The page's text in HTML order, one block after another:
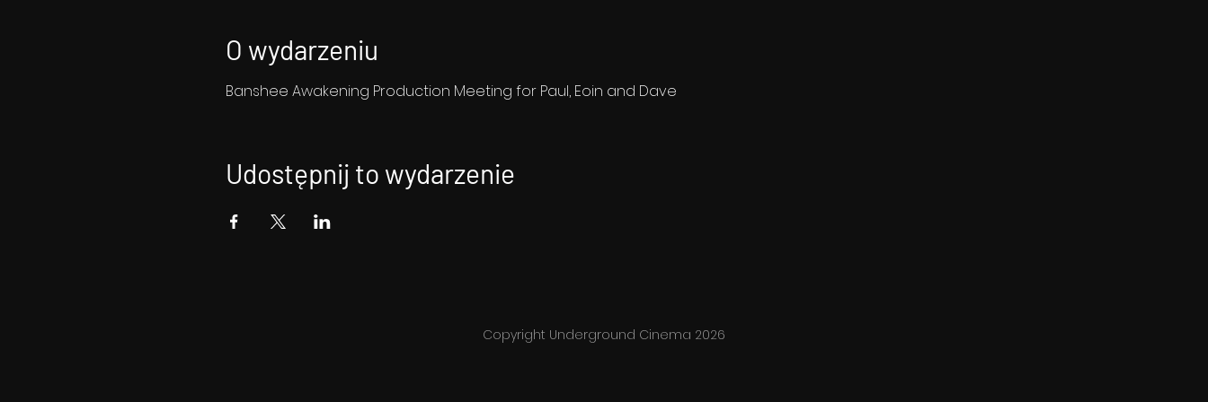
O wydarzeniu
Banshee Awakening Production Meeting for Paul, Eoin and Dave
Udostępnij to wydarzenie
Copyright Underground Cinema 2026